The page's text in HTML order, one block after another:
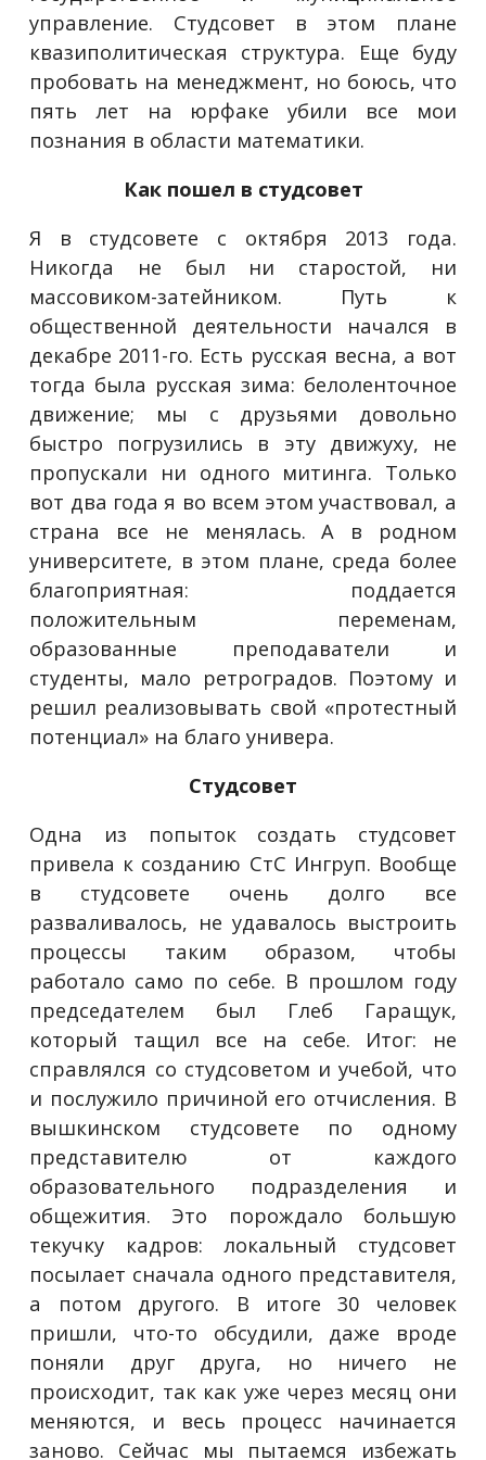
управление. Студсовет в этом плане
квазиполитическая структура. Еще буду
пробовать на менеджмент, но боюсь, что
пять лет на юрфаке убили все мои
познания в области математики.
Как пошел в студсовет
Я в студсовете с октября 2013 года.
Никогда не был ни старостой, ни
массовиком-затейником. Путь к
общественной деятельности начался в
декабре 2011-го. Есть русская весна, а вот
тогда была русская зима: белоленточное
движение; мы с друзьями довольно
быстро погрузились в эту движуху, не
пропускали ни одного митинга. Только
вот два года я во всем этом участвовал, а
страна все не менялась. А в родном
университете, в этом плане, среда более
благоприятная: поддается
положительным переменам,
образованные преподаватели и
студенты, мало ретроградов. Поэтому и
решил реализовывать свой «протестный
потенциал» на благо универа.
Студсовет
Одна из попыток создать студсовет
привела к созданию СтС Ингруп. Вообще
в студсовете очень долго все
разваливалось, не удавалось выстроить
процессы таким образом, чтобы
работало само по себе. В прошлом году
председателем был Глеб Гаращук,
который тащил все на себе. Итог: не
справлялся со студсоветом и учебой, что
и послужило причиной его отчисления. В
вышкинском студсовете по одному
представителю от каждого
образовательного подразделения и
общежития. Это порождало большую
текучку кадров: локальный студсовет
посылает сначала одного представителя,
а потом другого. В итоге 30 человек
пришли, что-то обсудили, даже вроде
поняли друг друга, но ничего не
происходит, так как уже через месяц они
меняются, и весь процесс начинается
заново. Сейчас мы пытаемся избежать